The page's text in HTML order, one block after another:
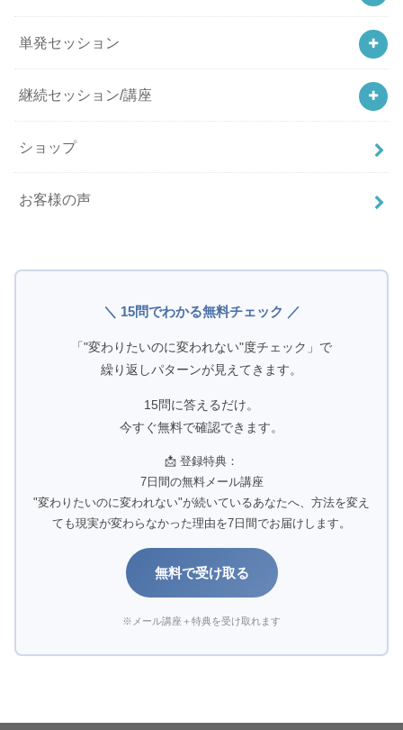
単発セッション
継続セッション/講座
ショップ
お客様の声
＼ 15問でわかる無料チェック ／
「"変わりたいのに変われない"度チェック」で
繰り返しパターンが見えてきます。
15問に答えるだけ。
今すぐ無料で確認できます。
📩 登録特典：
7日間の無料メール講座
"変わりたいのに変われない"が続いているあなたへ、方法を変え
ても現実が変わらなかった理由を7日間でお届けします。
無料で受け取る
※メール講座＋特典を受け取れます